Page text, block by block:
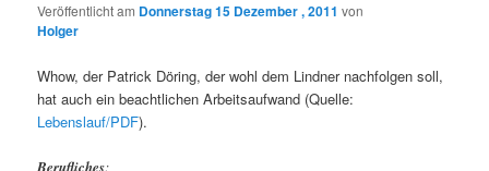
Veröffentlicht am Donnerstag 15 Dezember , 2011 von
Holger
Whow, der Patrick Döring, der wohl dem Lindner nachfolgen soll,
hat auch ein beachtlichen Arbeitsaufwand (Quelle:
Lebenslauf/PDF).
Berufliches: